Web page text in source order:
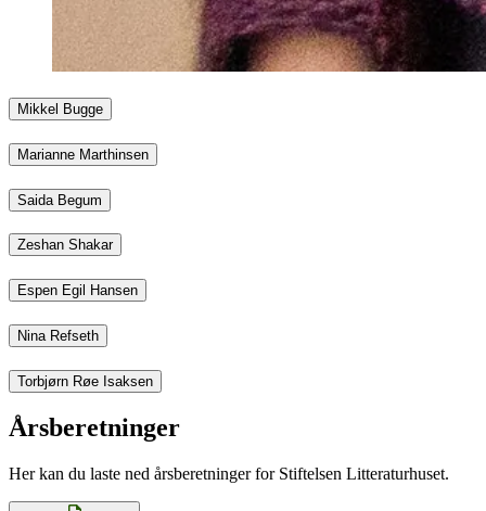
Mikkel Bugge
Marianne Marthinsen
Saida Begum
Zeshan Shakar
Espen Egil Hansen
Nina Refseth
Torbjørn Røe Isaksen
Årsberetninger
Her kan du laste ned årsberetninger for Stiftelsen Litteraturhuset.